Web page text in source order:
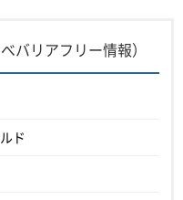
バリアフリー情報）
ド